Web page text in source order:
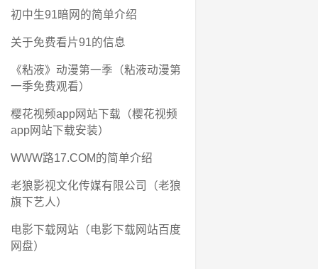
初中生91暗网的简单介绍
关于免费看片91的信息
《粘液》动漫第一季（粘液动漫第
一季免费观看）
樱花视频app网站下载（樱花视频
app网站下载安装）
WWW路17.COM的简单介绍
老狼影视文化传媒有限公司（老狼
旗下艺人）
电影下载网站（电影下载网站百度
网盘）